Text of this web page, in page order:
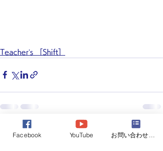
Teacher’s ［Shift］
最新記事 すべて表示
Facebook YouTube